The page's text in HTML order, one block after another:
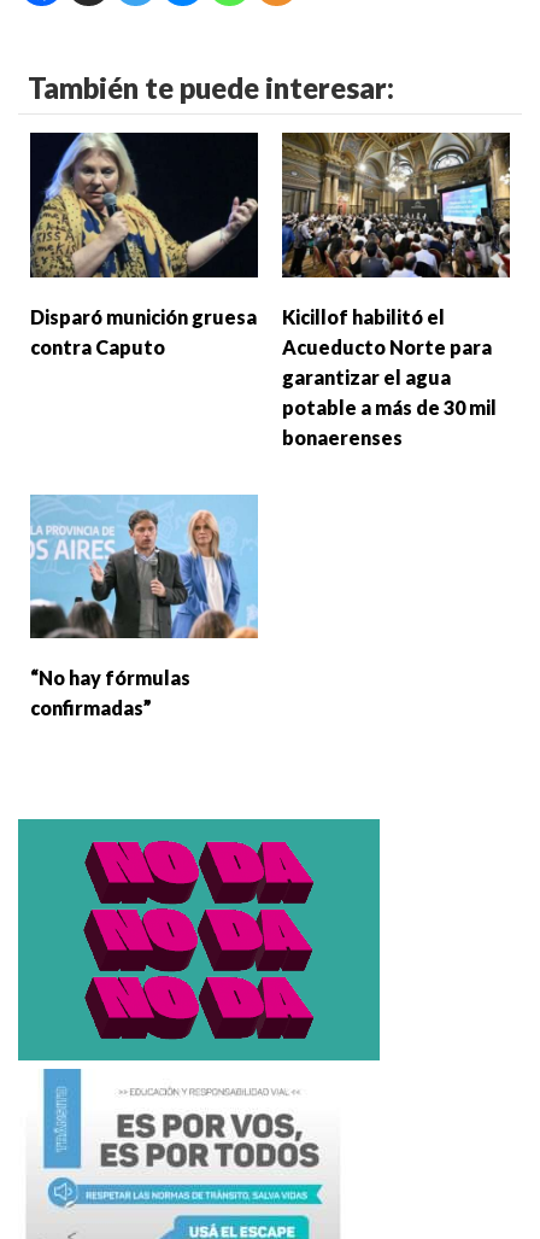
También te puede interesar:
Disparó munición gruesa
contra Caputo
Kicillof habilitó el
Acueducto Norte para
garantizar el agua
potable a más de 30 mil
bonaerenses
“No hay fórmulas
confirmadas”